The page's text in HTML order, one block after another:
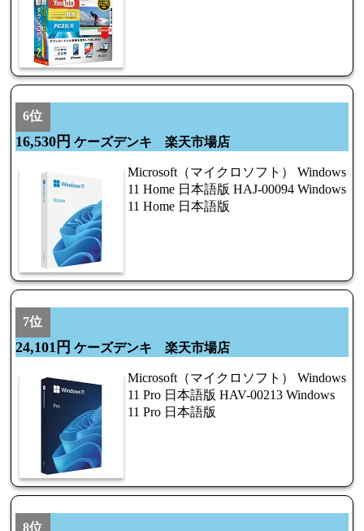
6位
16,530円 ケーズデンキ 楽天市場店
Microsoft（マイクロソフト） Windows
11 Home 日本語版 HAJ-00094 Windows
11 Home 日本語版
7位
24,101円 ケーズデンキ 楽天市場店
Microsoft（マイクロソフト） Windows
11 Pro 日本語版 HAV-00213 Windows
11 Pro 日本語版
8位